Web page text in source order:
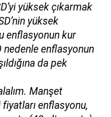
yüksek çıkarmak
yüksek
enflasyonun kur
nedenle enflasyonun
da pek
Manşet
enflasyonu,